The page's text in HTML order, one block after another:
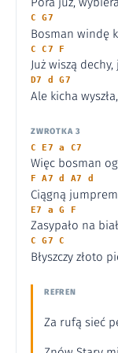
C G7
Bosman windę
C C7 F
Już wiszą
D7 d G7
Ale kicha
ZWROTKA 3
C E7 a C7
Więc bosman
F A7 d A7 d
Ciągną
E7 a G F
Zasypało na
C G7 C
Błyszczy złoto
REFREN
Za rufą sieć